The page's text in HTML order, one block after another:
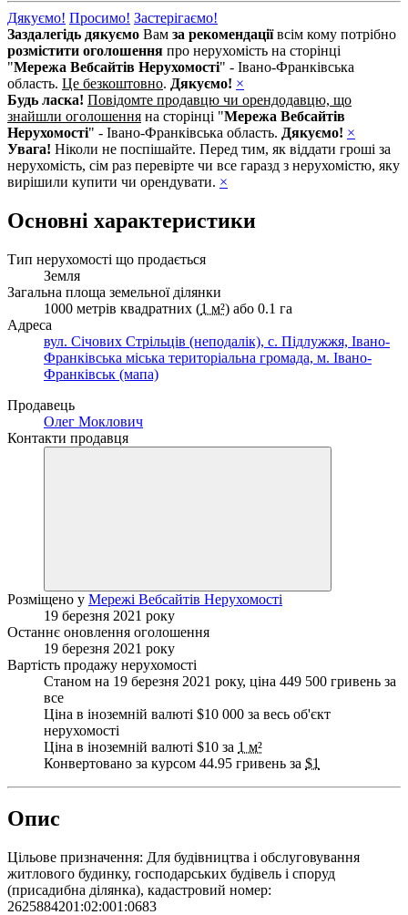
Дякуємо! Просимо! Застерігаємо!
Заздалегідь дякуємо Вам за рекомендаціївсім кому потрібно
розмістити оголошення про нерухомість на сторінці
"Мережа Вебсайтів Нерухомості" - Івано-Франківська
область. Це безкоштовно. Дякуємо! ×
Будь ласка! Повідомте продавцю чи орендодавцю, що
знайшли оголошення на сторінці "Мережа Вебсайтів
Нерухомості" - Івано-Франківська область. Дякуємо! ×
Увага! Ніколи не поспішайте. Перед тим, як віддати гроші за
нерухомість, сім раз перевірте чи все гаразд з нерухомістю, яку
вирішили купити чи орендувати. ×
Основні характеристики
Тип нерухомості що продається
Земля
Загальна площа земельної ділянки
1000 метрів квадратних (1 м²) або 0.1 га
Адреса
вул. Січових Стрільців (неподалік), с. Підлужжя, Івано-
Франківська міська територіальна громада, м. Івано-
Франківськ (мапа)
Продавець
Олег Моклович
Контакти продавця
Розміщено у Мережі Вебсайтів Нерухомості
19 березня 2021 року
Останнє оновлення оголошення
19 березня 2021 року
Вартість продажу нерухомості
Станом на 19 березня 2021 року, ціна 449 500 гривень за
все
Ціна в іноземній валюті $10 000 за весь об'єкт
нерухомості
Ціна в іноземній валюті $10 за 1 м²
Конвертовано за курсом 44.95 гривень за $1
Опис
Цільове призначення: Для будівництва і обслуговування
житлового будинку, господарських будівель і споруд
(присадибна ділянка), кадастровий номер:
2625884201:02:001:0683